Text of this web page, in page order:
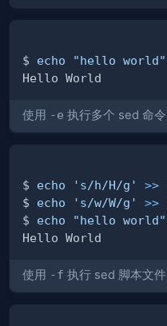
$ echo "hello world"
使用 -e 执行多个 sed 命令
$ echo 's/h/H/g' >>
$ echo 's/w/W/g' >>
$ echo "hello world"
使用 -f 执行 sed 脚本文件